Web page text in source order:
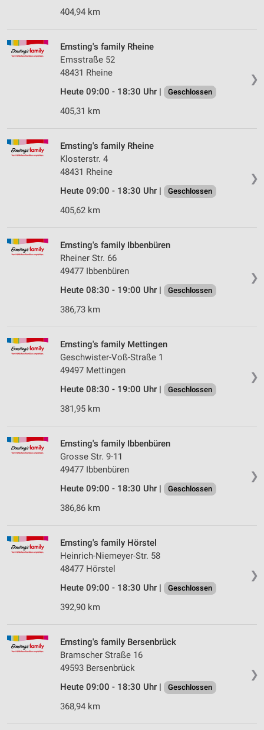
404,94 km
❯
Ernsting's family Rheine
Emsstraße 52
48431 Rheine
Heute 09:00 - 18:30 Uhr |
Geschlossen
405,31 km
❯
Ernsting's family Rheine
Klosterstr. 4
48431 Rheine
Heute 09:00 - 18:30 Uhr |
Geschlossen
405,62 km
❯
Ernsting's family Ibbenbüren
Rheiner Str. 66
49477 Ibbenbüren
Heute 08:30 - 19:00 Uhr |
Geschlossen
386,73 km
❯
Ernsting's family Mettingen
Geschwister-Voß-Straße 1
49497 Mettingen
Heute 08:30 - 19:00 Uhr |
Geschlossen
381,95 km
❯
Ernsting's family Ibbenbüren
Grosse Str. 9-11
49477 Ibbenbüren
Heute 09:00 - 18:30 Uhr |
Geschlossen
386,86 km
❯
Ernsting's family Hörstel
Heinrich-Niemeyer-Str. 58
48477 Hörstel
Heute 09:00 - 18:30 Uhr |
Geschlossen
392,90 km
❯
Ernsting's family Bersenbrück
Bramscher Straße 16
49593 Bersenbrück
Heute 09:00 - 18:30 Uhr |
Geschlossen
368,94 km